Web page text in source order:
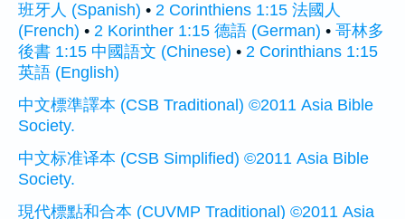
班牙人 (Spanish) • 2 Corinthiens 1:15 法國人
(French) • 2 Korinther 1:15 德語 (German) • 哥林多
後書 1:15 中國語文 (Chinese) • 2 Corinthians 1:15
英語 (English)
中文標準譯本 (CSB Traditional) ©2011 Asia Bible
Society.
中文标准译本 (CSB Simplified) ©2011 Asia Bible
Society.
現代標點和合本 (CUVMP Traditional) ©2011 Asia